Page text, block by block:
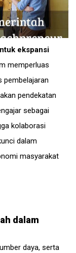
ekspansi
memperluas
pembelajaran
pendekatan
sebagai
kolaborasi
dalam
masyarakat
dalam
daya, serta